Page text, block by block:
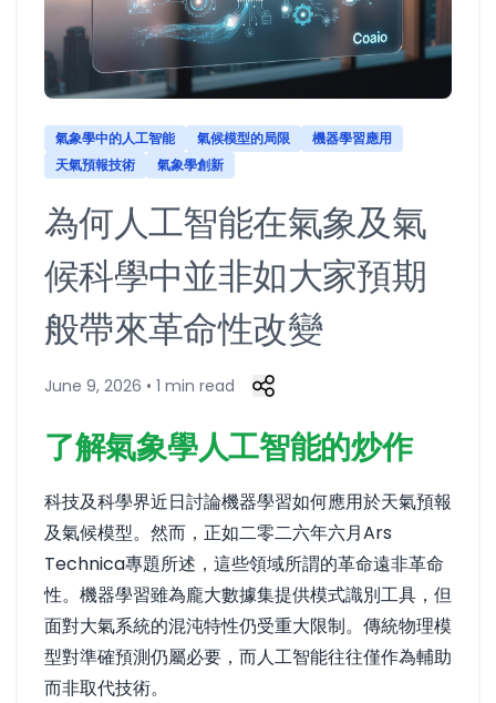
氣象學中的人工智能 氣候模型的局限
機器學習應用
天氣預報技術
氣象學創新
為何人工智能在氣象及氣
候科學中並非如大家預期
般帶來革命性改變
June 9, 2026 • 1 min read
了解氣象學人工智能的炒作
科技及科學界近日討論機器學習如何應用於天氣預報
及氣候模型。然而，正如二零二六年六月Ars
Technica專題所述，這些領域所謂的革命遠非革命
性。機器學習雖為龐大數據集提供模式識別工具，但
面對大氣系統的混沌特性仍受重大限制。傳統物理模
型對準確預測仍屬必要，而人工智能往往僅作為輔助
而非取代技術。